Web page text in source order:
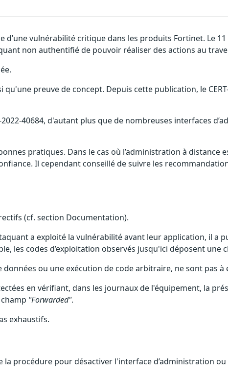
vulnérabilité critique dans les produits Fortinet. Le
non authentifié de pouvoir réaliser des actions au
preuve de concept. Depuis cette publication, le
2022-40684, d'autant plus que de nombreuses interfaces
pratiques. Dans le cas où l’administration à distance
Il cependant conseillé de suivre les
(cf. section Documentation).
a exploité la vulnérabilité avant leur application, il a
les codes d’exploitation observés jusqu'ici déposent une
ou une exécution de code arbitraire, ne sont pas à
en vérifiant, dans les journaux de l'équipement, la
"Forwarded".
exhaustifs.
procédure pour désactiver l'interface d’administration